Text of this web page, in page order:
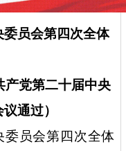
员会第四次全体
产党第二十届中央
通过）
委员会第四次全体